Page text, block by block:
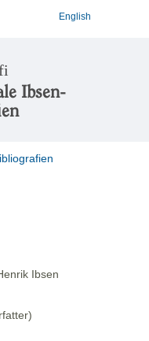
English
Ibsen-
Ibsen